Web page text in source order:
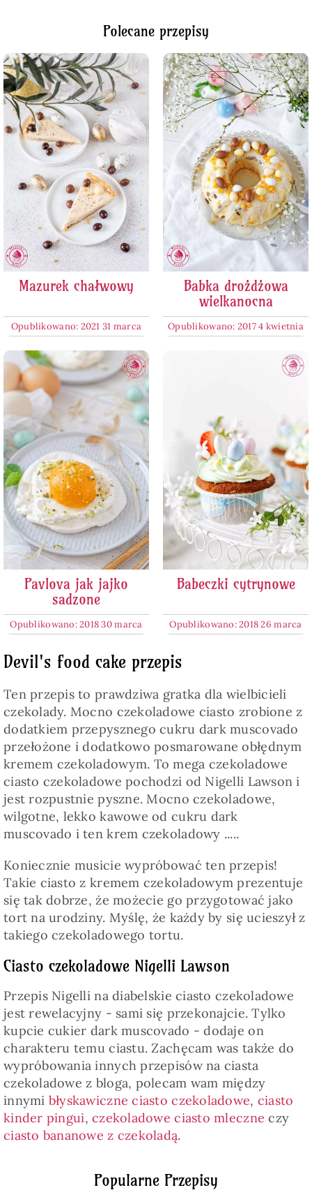
Popularne Przepisy
Polecane przepisy
Mazurek chałwowy
Opublikowano: 2021 31 marca
Babka drożdżowa
wielkanocna
Opublikowano: 2017 4 kwietnia
Pavlova jak jajko
sadzone
Opublikowano: 2018 30 marca
Babeczki cytrynowe
Opublikowano: 2018 26 marca
Devil's food cake przepis
Ten przepis to prawdziwa gratka dla wielbicieli
czekolady. Mocno czekoladowe ciasto zrobione z
dodatkiem przepysznego cukru dark muscovado
przełożone i dodatkowo posmarowane obłędnym
kremem czekoladowym. To mega czekoladowe
ciasto czekoladowe pochodzi od Nigelli Lawson i
jest rozpustnie pyszne. Mocno czekoladowe,
wilgotne, lekko kawowe od cukru dark
muscovado i ten krem czekoladowy .....
Koniecznie musicie wypróbować ten przepis!
Takie ciasto z kremem czekoladowym prezentuje
się tak dobrze, że możecie go przygotować jako
tort na urodziny. Myślę, że każdy by się ucieszył z
takiego czekoladowego tortu.
Ciasto czekoladowe Nigelli Lawson
Przepis Nigelli na diabelskie ciasto czekoladowe
jest rewelacyjny - sami się przekonajcie. Tylko
kupcie cukier dark muscovado - dodaje on
charakteru temu ciastu. Zachęcam was także do
wypróbowania innych przepisów na ciasta
czekoladowe z bloga, polecam wam między
innymi błyskawiczne ciasto czekoladowe, ciasto
kinder pingui,czekoladowe ciasto mleczne czy
ciasto bananowe z czekoladą.